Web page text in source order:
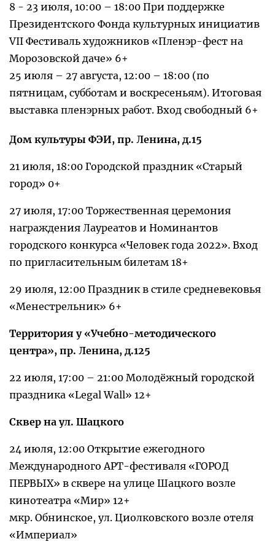
8 - 23 июля, 10:00 – 18:00 При поддержке
Президентского Фонда культурных инициатив
VII Фестиваль художников «Пленэр-фест на
Морозовской даче» 6+
25 июля – 27 августа, 12:00 – 18:00 (по
пятницам, субботам и воскресеньям). Итоговая
выставка пленэрных работ. Вход свободный 6+
Дом культуры ФЭИ, пр. Ленина, д.15
21 июля, 18:00 Городской праздник «Старый
город» 0+
27 июля, 17:00 Торжественная церемония
награждения Лауреатов и Номинантов
городского конкурса «Человек года 2022». Вход
по пригласительным билетам 18+
29 июля, 12:00 Праздник в стиле средневековья
«Менестрельник» 6+
Территория у «Учебно-методического
центра», пр. Ленина, д.125
22 июля, 17:00 – 21:00 Молодёжный городской
праздника «Legal Wall» 12+
Сквер на ул. Шацкого
24 июля, 12:00 Открытие ежегодного
Международного АРТ-фестиваля «ГОРОД
ПЕРВЫХ» в сквере на улице Шацкого возле
кинотеатра «Мир» 12+
мкр. Обнинское, ул. Циолковского возле отеля
«Империал»